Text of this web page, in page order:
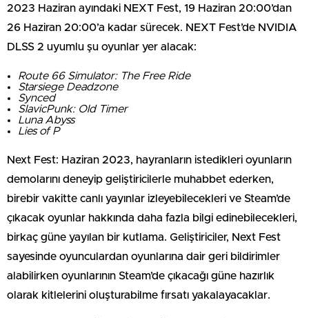
2023 Haziran ayındaki NEXT Fest, 19 Haziran 20:00’dan
26 Haziran 20:00’a kadar sürecek. NEXT Fest’de NVIDIA
DLSS 2 uyumlu şu oyunlar yer alacak:
Route 66 Simulator: The Free Ride
Starsiege Deadzone
Synced
SlavicPunk: Old Timer
Luna Abyss
Lies of P
Next Fest: Haziran 2023, hayranların istedikleri oyunların
demolarını deneyip geliştiricilerle muhabbet ederken,
birebir vakitte canlı yayınlar izleyebilecekleri ve Steam’de
çıkacak oyunlar hakkında daha fazla bilgi edinebilecekleri,
birkaç güne yayılan bir kutlama. Geliştiriciler, Next Fest
sayesinde oyunculardan oyunlarına dair geri bildirimler
alabilirken oyunlarının Steam’de çıkacağı güne hazırlık
olarak kitlelerini oluşturabilme fırsatı yakalayacaklar.